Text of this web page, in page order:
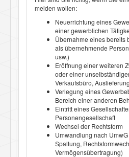
melden wollen:
Neuerrichtung eines
einer gewerblichen
Übernahme eines bereits
als übernehmende
usw.)
Eröffnung einer weiteren
oder einer
Verkaufsbüro,
Verlegung eines
Bereich einer anderen
Eintritt eines
Personengesellschaft
Wechsel der Rechtsform
Umwandlung nach
Spaltung,
Vermögensübertragung)